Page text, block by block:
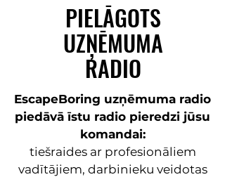
PIELĀGOTS
UZŅĒMUMA
RADIO
EscapeBoring uzņēmuma radio
piedāvā īstu radio pieredzi jūsu
komandai:
tiešraides ar profesionāliem
vadītājiem, darbinieku veidotas